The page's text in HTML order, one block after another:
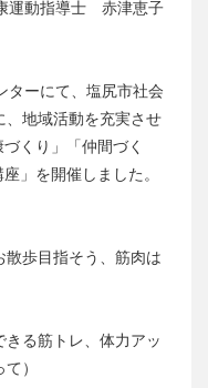
運動指導士 赤津恵子
ターにて、塩尻市社会
、地域活動を充実させ
くり」「仲間づく
」を開催しました。
歩目指そう、筋肉は
る筋トレ、体力アッ
）